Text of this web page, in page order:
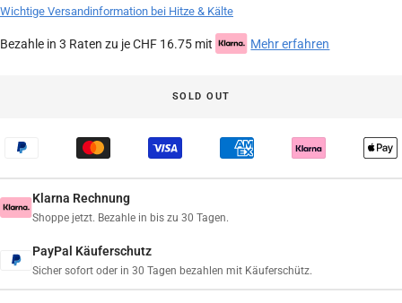
Wichtige Versandinformation bei Hitze & Kälte
Bezahle in 3 Raten zu je CHF 16.75 mit Mehr erfahren
SOLD OUT
Klarna Rechnung
Shoppe jetzt. Bezahle in bis zu 30 Tagen.
PayPal Käuferschutz
Sicher sofort oder in 30 Tagen bezahlen mit Käuferschütz.